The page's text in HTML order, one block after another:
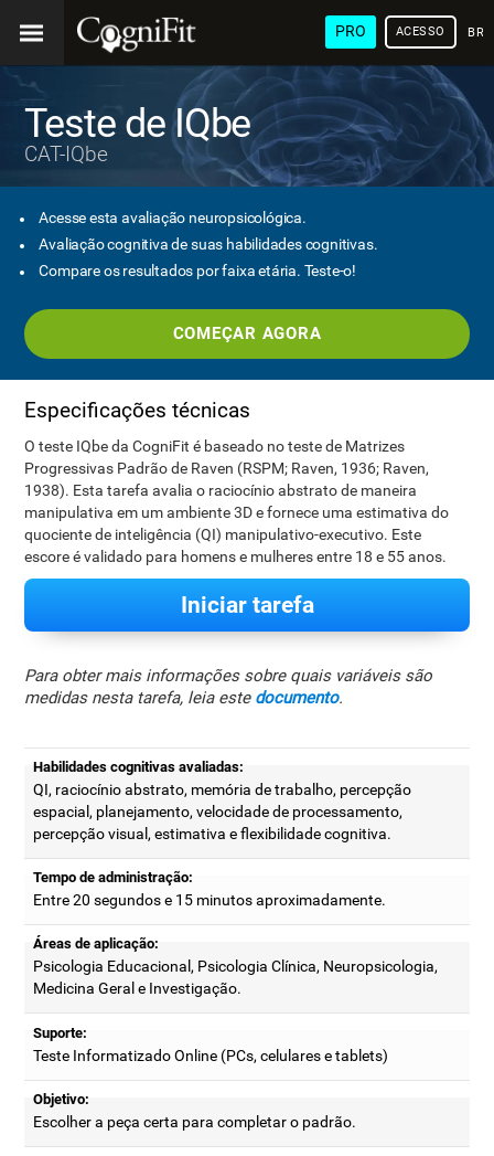
PRO ACESSO
Teste de IQbe
CAT-IQbe
Acesse esta avaliação neuropsicológica.
Avaliação cognitiva de suas habilidades cognitivas.
Compare os resultados por faixa etária. Teste-o!
COMEÇAR AGORA
Especificações técnicas
O teste IQbe da CogniFit é baseado no teste de Matrizes
Progressivas Padrão de Raven (RSPM; Raven, 1936; Raven,
1938). Esta tarefa avalia o raciocínio abstrato de maneira
manipulativa em um ambiente 3D e fornece uma estimativa do
quociente de inteligência (QI) manipulativo-executivo. Este
escore é validado para homens e mulheres entre 18 e 55 anos.
Iniciar tarefa
Para obter mais informações sobre quais variáveis são
medidas nesta tarefa, leia este documento.
Habilidades cognitivas avaliadas:
QI, raciocínio abstrato, memória de trabalho, percepção
espacial, planejamento, velocidade de processamento,
percepção visual, estimativa e flexibilidade cognitiva.
Tempo de administração:
Entre 20 segundos e 15 minutos aproximadamente.
Áreas de aplicação:
Psicologia Educacional, Psicologia Clínica, Neuropsicologia,
Medicina Geral e Investigação.
Suporte:
Teste Informatizado Online (PCs, celulares e tablets)
Objetivo:
Escolher a peça certa para completar o padrão.